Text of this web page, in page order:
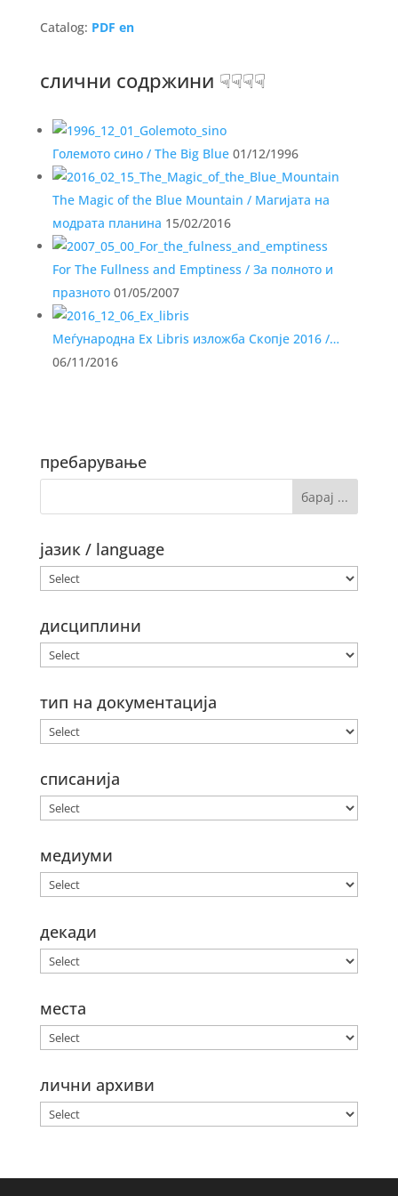
Catalog: PDF en
слични содржини ☟☟☟☟
Големото сино / The Big Blue01/12/1996
The Мagic of the Blue Mountain / Магијата на
модрата планина 15/02/2016
For The Fullness and Emptiness / За полното и
празното01/05/2007
Меѓународна Ex Libris изложба Скопје 2016 /…
06/11/2016
пребарување
јазик / language
дисциплини
тип на документација
списанија
медиуми
декади
места
лични архиви